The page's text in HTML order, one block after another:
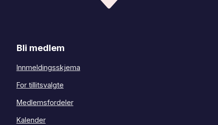
Bli medlem
Innmeldingsskjema
For tillitsvalgte
Medlemsfordeler
Kalender